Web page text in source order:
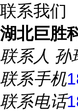
联系我们
湖北巨胜
联系人 孙
联系手机
联系电话